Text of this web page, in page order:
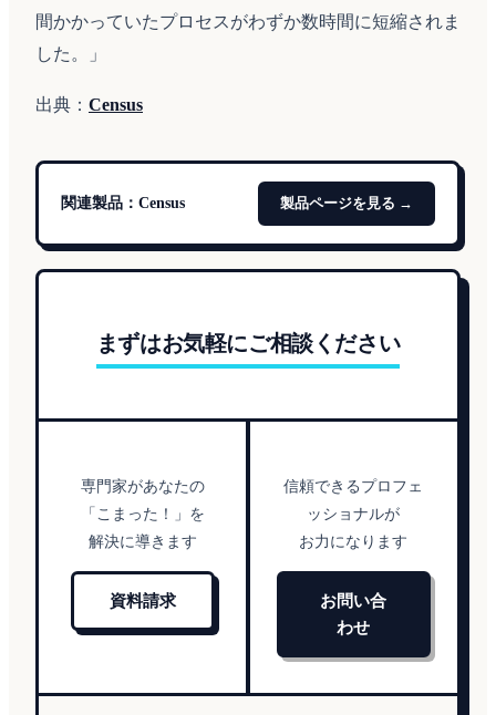
間かかっていたプロセスがわずか数時間に短縮されま
した。」
出典： Census
関連製品： Census 製品ページを見る →
まずはお気軽にご相談ください
専門家があなたの
「こまった！」を
解決に導きます
資料請求
信頼できるプロフェ
ッショナルが
お力になります
お問い合
わせ